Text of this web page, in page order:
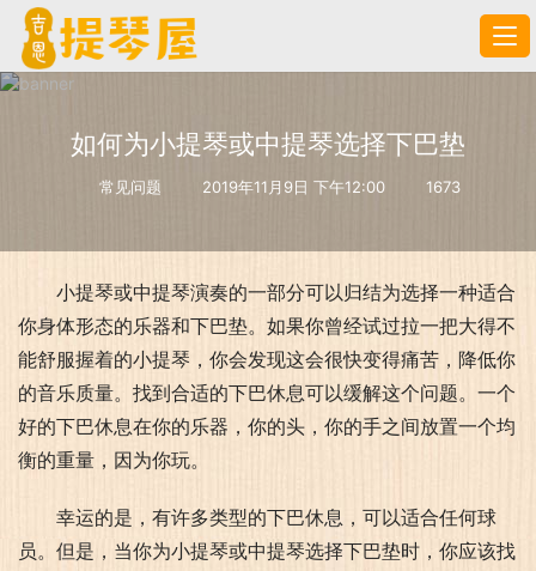
如何为小提琴或中提琴选择下巴垫
常见问题 2019年11月9日 下午12:00 1673
小提琴或中提琴演奏的一部分可以归结为选择一种适合
你身体形态的乐器和下巴垫。如果你曾经试过拉一把大得不
能舒服握着的小提琴，你会发现这会很快变得痛苦，降低你
的音乐质量。找到合适的下巴休息可以缓解这个问题。一个
好的下巴休息在你的乐器，你的头，你的手之间放置一个均
衡的重量，因为你玩。
幸运的是，有许多类型的下巴休息，可以适合任何球
员。但是，当你为小提琴或中提琴选择下巴垫时，你应该找